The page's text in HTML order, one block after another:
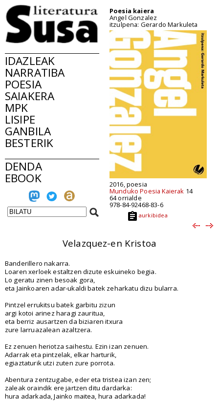
IDAZLEAK
NARRATIBA
POESIA
SAIAKERA
MPK
LISIPE
GANBILA
BESTERIK
DENDA
EBOOK
Poesia kaiera
Angel Gonzalez
itzulpena: Gerardo Markuleta
2016, poesia
Munduko Poesia Kaierak 14
64 orrialde
978-84-92468-83-6
aurkibidea
Velazquez-en Kristoa
Banderillero nakarra.
Loaren xerloek estaltzen dizute eskuineko begia.
Lo geratu zinen besoak gora,
eta Jainkoaren adar-ukaldi batek zeharkatu dizu bularra.
Pintzel errukitsu batek garbitu zizun
argi kotoi arinez haragi zauritua,
eta berriz ausartzen da biziaren itxura
zure larruazalean azaltzera.
Ez zenuen heriotza saihestu. Ezin izan zenuen.
Adarrak eta pintzelak, elkar harturik,
egiaztaturik utzi zuten zure porrota.
Abentura zentzugabe, eder eta tristea izan zen;
zaleak oraindik ere jartzen ditu dardarka:
hura adarkada, Jainko maitea, hura adarkada!